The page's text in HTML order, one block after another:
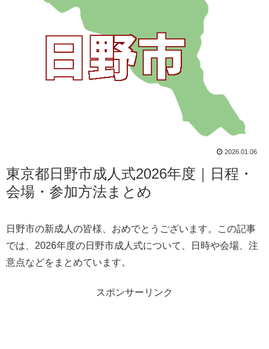
2026.01.06
東京都日野市成人式2026年度｜日程・
会場・参加方法まとめ
日野市の新成人の皆様、おめでとうございます。この記事
では、2026年度の日野市成人式について、日時や会場、注
意点などをまとめています。
スポンサーリンク